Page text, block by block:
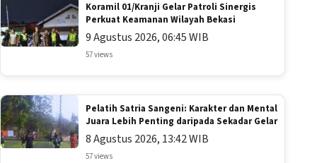
Koramil 01/Kranji Gelar Patroli Sinergis
Perkuat Keamanan Wilayah Bekasi
9 Agustus 2026, 06:45 WIB
57 views
Pelatih Satria Sangeni: Karakter dan Mental
Juara Lebih Penting daripada Sekadar Gelar
8 Agustus 2026, 13:42 WIB
57 views